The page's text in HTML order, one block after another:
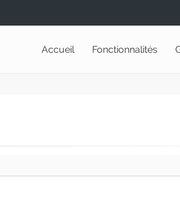
Accueil Fonctionnalités